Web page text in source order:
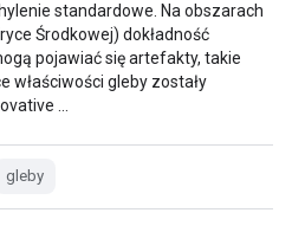
standardowe. Na obszarach
Środkowej) dokładność
pojawiać się artefakty, takie
właściwości gleby zostały
…
gleby